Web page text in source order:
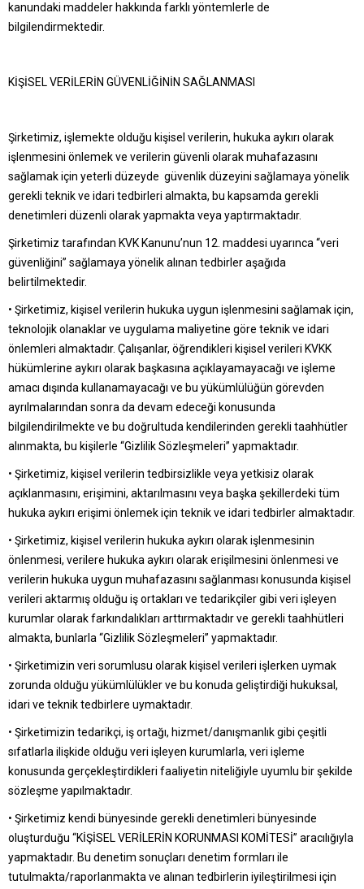
kanundaki maddeler hakkında farklı yöntemlerle de
bilgilendirmektedir.
KİŞİSEL VERİLERİN GÜVENLİĞİNİN SAĞLANMASI
Şirketimiz, işlemekte olduğu kişisel verilerin, hukuka aykırı olarak
işlenmesini önlemek ve verilerin güvenli olarak muhafazasını
sağlamak için yeterli düzeyde güvenlik düzeyini sağlamaya yönelik
gerekli teknik ve idari tedbirleri almakta, bu kapsamda gerekli
denetimleri düzenli olarak yapmakta veya yaptırmaktadır.
Şirketimiz tarafından KVK Kanunu’nun 12. maddesi uyarınca “veri
güvenliğini” sağlamaya yönelik alınan tedbirler aşağıda
belirtilmektedir.
• Şirketimiz, kişisel verilerin hukuka uygun işlenmesini sağlamak için,
teknolojik olanaklar ve uygulama maliyetine göre teknik ve idari
önlemleri almaktadır. Çalışanlar, öğrendikleri kişisel verileri KVKK
hükümlerine aykırı olarak başkasına açıklayamayacağı ve işleme
amacı dışında kullanamayacağı ve bu yükümlülüğün görevden
ayrılmalarından sonra da devam edeceği konusunda
bilgilendirilmekte ve bu doğrultuda kendilerinden gerekli taahhütler
alınmakta, bu kişilerle “Gizlilik Sözleşmeleri” yapmaktadır.
• Şirketimiz, kişisel verilerin tedbirsizlikle veya yetkisiz olarak
açıklanmasını, erişimini, aktarılmasını veya başka şekillerdeki tüm
hukuka aykırı erişimi önlemek için teknik ve idari tedbirler almaktadır.
• Şirketimiz, kişisel verilerin hukuka aykırı olarak işlenmesinin
önlenmesi, verilere hukuka aykırı olarak erişilmesini önlenmesi ve
verilerin hukuka uygun muhafazasını sağlanması konusunda kişisel
verileri aktarmış olduğu iş ortakları ve tedarikçiler gibi veri işleyen
kurumlar olarak farkındalıkları arttırmaktadır ve gerekli taahhütleri
almakta, bunlarla “Gizlilik Sözleşmeleri” yapmaktadır.
• Şirketimizin veri sorumlusu olarak kişisel verileri işlerken uymak
zorunda olduğu yükümlülükler ve bu konuda geliştirdiği hukuksal,
idari ve teknik tedbirlere uymaktadır.
• Şirketimizin tedarikçi, iş ortağı, hizmet/danışmanlık gibi çeşitli
sıfatlarla ilişkide olduğu veri işleyen kurumlarla, veri işleme
konusunda gerçekleştirdikleri faaliyetin niteliğiyle uyumlu bir şekilde
sözleşme yapılmaktadır.
• Şirketimiz kendi bünyesinde gerekli denetimleri bünyesinde
oluşturduğu “KİŞİSEL VERİLERİN KORUNMASI KOMİTESİ” aracılığıyla
yapmaktadır. Bu denetim sonuçları denetim formları ile
tutulmakta/raporlanmakta ve alınan tedbirlerin iyileştirilmesi için